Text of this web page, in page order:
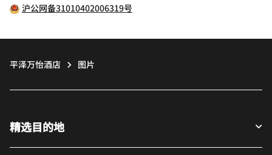
沪公网备31010402006319号
平泽万怡酒店 图片
精选目的地